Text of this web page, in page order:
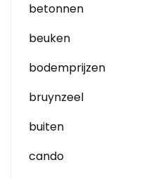
betonnen
beuken
bodemprijzen
bruynzeel
buiten
cando